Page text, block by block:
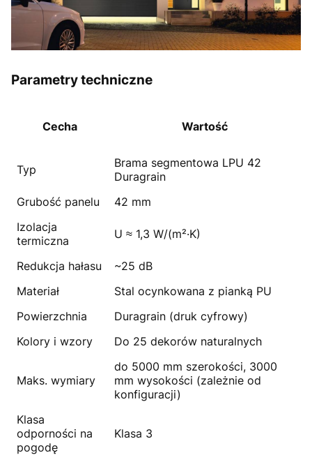
Parametry techniczne
Cecha Wartość
Typ
Brama segmentowa LPU 42
Duragrain
Grubość panelu
42 mm
Izolacja
termiczna
U ≈ 1,3 W/(m²·K)
Redukcja hałasu
~25 dB
Materiał
Stal ocynkowana z pianką PU
Powierzchnia
Duragrain (druk cyfrowy)
Kolory i wzory
Do 25 dekorów naturalnych
Maks. wymiary
do 5000 mm szerokości, 3000
mm wysokości (zależnie od
konfiguracji)
Klasa
odporności na
pogodę
Klasa 3